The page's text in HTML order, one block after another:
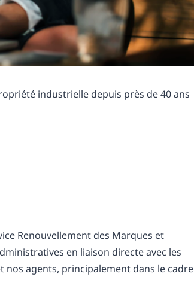
industrielle depuis près de 40 ans
Renouvellement des Marques et
en liaison directe avec les
nos agents, principalement dans le cadre